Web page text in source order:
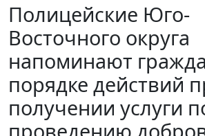
Полицейские Юго-
Восточного округа
напоминают
порядке действий
получении услуги